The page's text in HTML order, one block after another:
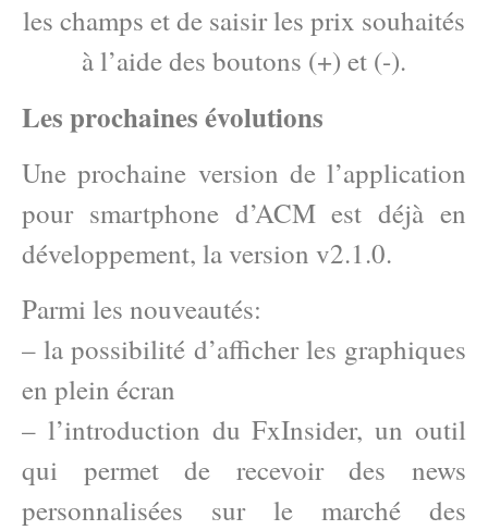
les champs et de saisir les prix souhaités
à l’aide des boutons (+) et (-).
Les prochaines évolutions
Une prochaine version de l’application
pour smartphone d’ACM est déjà en
développement, la version v2.1.0.
Parmi les nouveautés:
– la possibilité d’afficher les graphiques
en plein écran
– l’introduction du FxInsider, un outil
qui permet de recevoir des news
personnalisées sur le marché des